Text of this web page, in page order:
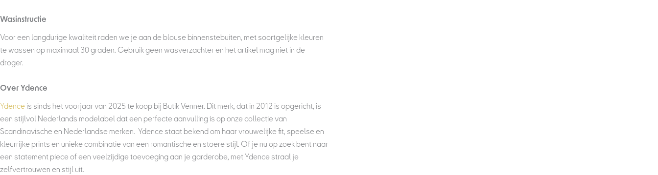
Wasinstructie
Voor een langdurige kwaliteit raden we je aan de blouse binnenstebuiten, met soortgelijke kleuren
te wassen op maximaal 30 graden. Gebruik geen wasverzachter en het artikel mag niet in de
droger.
Over Ydence
Ydenceis sinds het voorjaar van 2025 te koop bij Butik Venner. Dit merk, dat in 2012 is opgericht, is
een stijlvol Nederlands modelabel dat een perfecte aanvulling is op onze collectie van
Scandinavische en Nederlandse merken. Ydence staat bekend om haar vrouwelijke fit, speelse en
kleurrijke prints en unieke combinatie van een romantische en stoere stijl. Of je nu op zoek bent naar
een statement piece of een veelzijdige toevoeging aan je garderobe, met Ydence straal je
zelfvertrouwen en stijl uit.